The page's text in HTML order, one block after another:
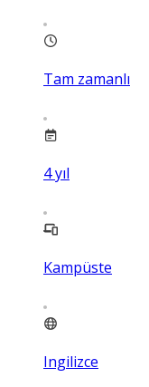
Tam zamanlı
4yıl
Kampüste
Ingilizce